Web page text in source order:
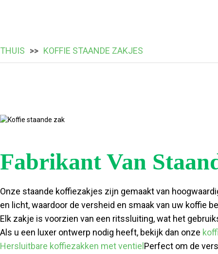
THUIS KOFFIE STAANDE ZAKJES
Fabrikant Van
Onze staande koffiezakjes zijn gemaakt van
en licht, waardoor de versheid en smaak van uw koffie
Elk zakje is voorzien van een ritssluiting, wat het
Als u een luxer ontwerp nodig heeft, bekijk dan onze
Hersluitbare koffiezakken met ventielPerfect om de